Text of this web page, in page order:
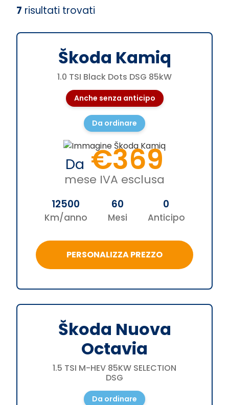
7 risultati trovati
Škoda Kamiq
1.0 TSI Black Dots DSG 85kW
Anche senza anticipo
Da ordinare
Da€369
mese IVA esclusa
12500
Km/anno
60
Mesi
0
Anticipo
PERSONALIZZA PREZZO
Škoda Nuova
Octavia
1.5 TSI M-HEV 85KW SELECTION
DSG
Da ordinare